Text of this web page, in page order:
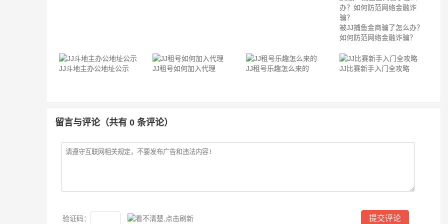
被JJ捕鱼金商骗了怎么办？
如何防范网络金融诈骗？
JJ斗地主办公地址公示 JJ租号如何加入代理 JJ租号乐趣怎么来的 JJ比赛新手入门全攻略
留言与评论（共有 0 条评论）
验证码：